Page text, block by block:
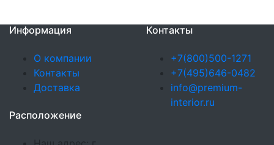
Информация
О компании
Контакты
Доставка
Контакты
+7(800)500-1271
+7(495)646-0482
info@premium-
interior.ru
Расположение